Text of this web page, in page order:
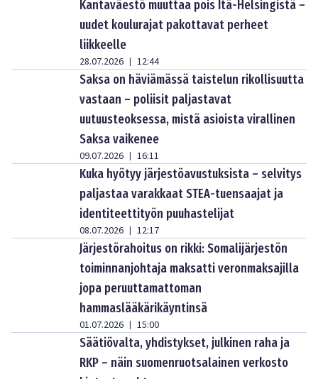
Kantaväestö muuttaa pois Itä-Helsingistä –
uudet koulurajat pakottavat perheet
liikkeelle
28.07.2026 | 12:44
Saksa on häviämässä taistelun rikollisuutta
vastaan – poliisit paljastavat
uutuusteoksessa, mistä asioista virallinen
Saksa vaikenee
09.07.2026 | 16:11
Kuka hyötyy järjestöavustuksista – selvitys
paljastaa varakkaat STEA-tuensaajat ja
identiteettityön puuhastelijat
08.07.2026 | 12:17
Järjestörahoitus on rikki: Somalijärjestön
toiminnanjohtaja maksatti veronmaksajilla
jopa peruuttamattoman
hammaslääkärikäyntinsä
01.07.2026 | 15:00
Säätiövalta, yhdistykset, julkinen raha ja
RKP – näin suomenruotsalainen verkosto